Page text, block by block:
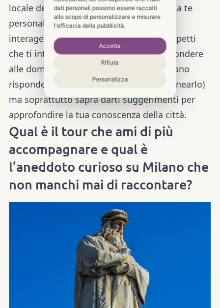
locale dedicata al gruppo oppure anche a te
personalmente saprà spiegare meglio
interagendo con il turista, raccontare aspetti
che ti interessano particolarmente, rispondere
alle domande (gli altri metodi non possono
rispondere alle domande, è bene sottolinearlo)
ma soprattutto saprà darti suggerimenti per
approfondire la tua conoscenza della città.
Qual è il tour che ami di più
accompagnare e qual è
l’aneddoto curioso su Milano che
non manchi mai di raccontare?
dati personali possono essere raccolti
allo scopo di personalizzare e misurare
l'efficacia della pubblicità.
Accetta
Rifiuta
Personalizza